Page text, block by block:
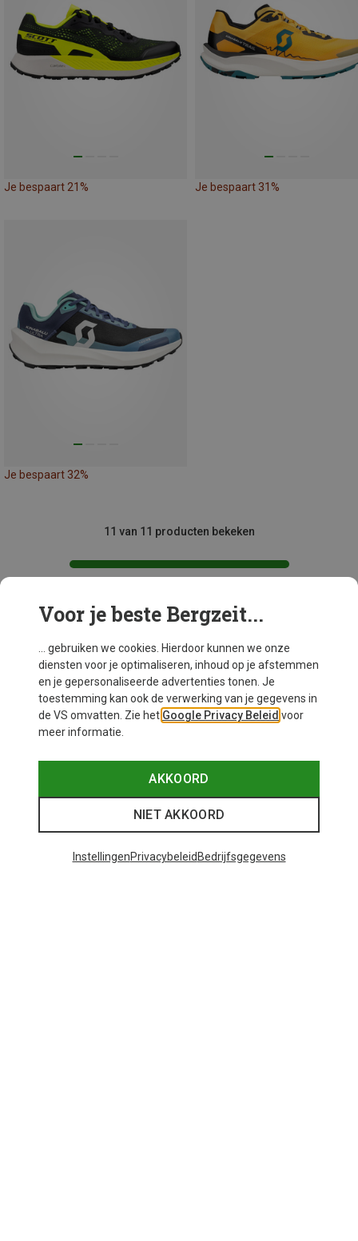
Je bespaart 21% Je bespaart 31%
Je bespaart 32%
11 van 11 producten bekeken
Mogelijk interessant voor je
Voor je beste Bergzeit...
... gebruiken we cookies. Hierdoor kunnen we onze
diensten voor je optimaliseren, inhoud op je afstemmen
en je gepersonaliseerde advertenties tonen. Je
toestemming kan ook de verwerking van je gegevens in
de VS omvatten. Zie het Google Privacy Beleid voor
meer informatie.
AKKOORD
NIET AKKOORD
InstellingenPrivacybeleid Bedrijfsgegevens